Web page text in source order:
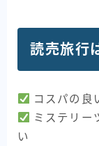
読売旅行
コスパの良
ミステリー
い